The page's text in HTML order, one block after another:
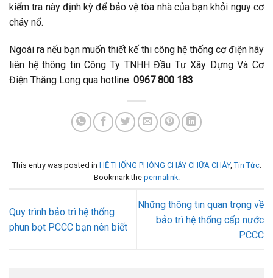
kiểm tra này định kỳ để bảo vệ tòa nhà của bạn khỏi nguy cơ
cháy nổ.
Ngoài ra nếu bạn muốn thiết kế thi công hệ thống cơ điện hãy
liên hệ thông tin Công Ty TNHH Đầu Tư Xây Dựng Và Cơ
Điện Thăng Long qua hotline: 0967 800 183
This entry was posted in HỆ THỐNG PHÒNG CHÁY CHỮA CHÁY, Tin Tức.
Bookmark the permalink.
Quy trình bảo trì hệ thống
phun bọt PCCC bạn nên biết
Những thông tin quan trọng về
bảo trì hệ thống cấp nước
PCCC